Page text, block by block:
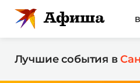
Лучшие события в